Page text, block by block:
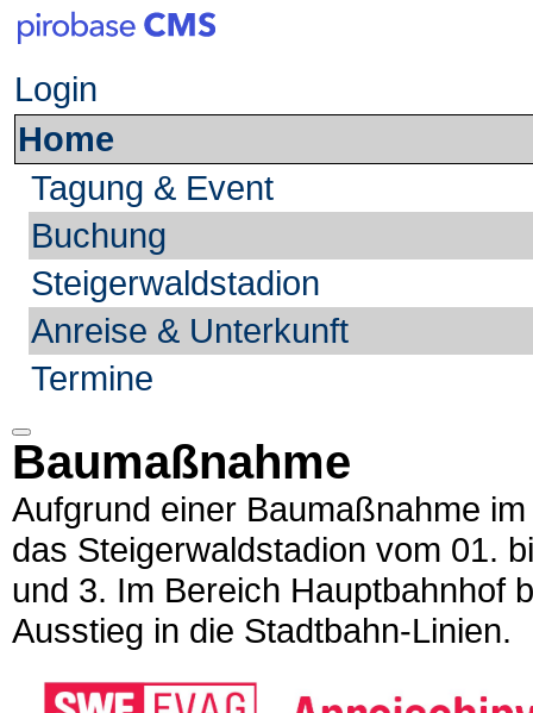
Login
Home
Tagung & Event
Buchung
Steigerwaldstadion
Anreise & Unterkunft
Termine
Baumaßnahme
Aufgrund einer Baumaßnahme
das Steigerwaldstadion vom 01.
und 3. Im Bereich Hauptbahnhof
Ausstieg in die Stadtbahn-Linien.